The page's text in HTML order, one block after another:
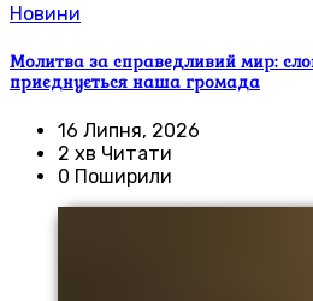
Новини
Молитва за справедливий мир:
приєднується наша громада
16 Липня, 2026
2 хв Читати
0 Поширили